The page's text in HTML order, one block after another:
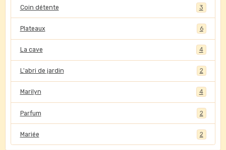
Coin détente 3
Plateaux 6
La cave 4
L'abri de jardin 2
Marilyn 4
Parfum 2
Mariée 2